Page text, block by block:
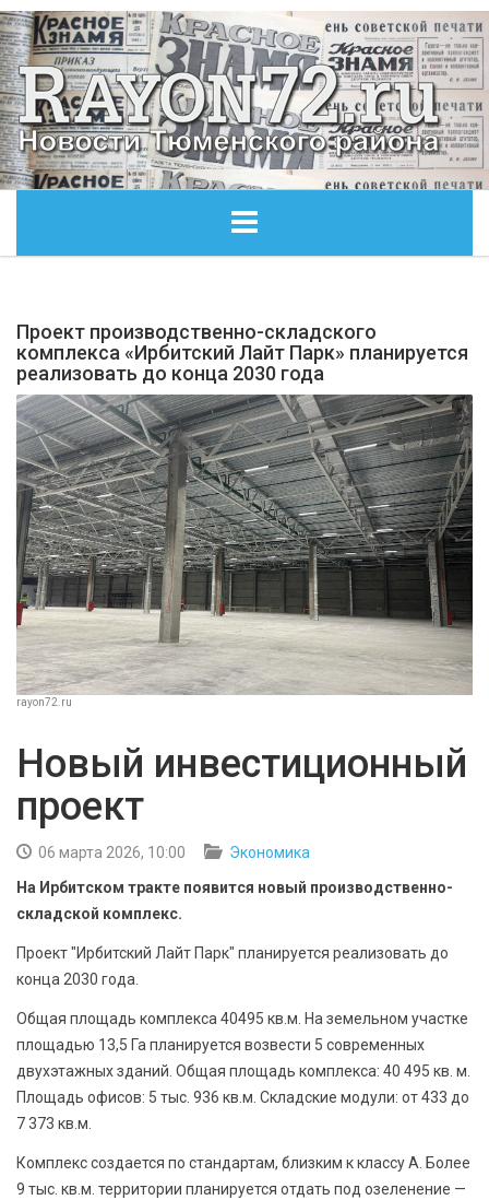
ОБЩЕСТВО
ЭКОНОМИКА
КУЛЬТУРА
БЕЗОПАСНОСТЬ
СПОРТ
АРХИВ PDF
Проект производственно-складского
комплекса «Ирбитский Лайт Парк» планируется
реализовать до конца 2030 года
rayon72.ru
Новый инвестиционный
проект
06 марта 2026, 10:00
Экономика
На Ирбитском тракте появится новый производственно-
складской комплекс.
Проект "Ирбитский Лайт Парк" планируется реализовать до
конца 2030 года.
Общая площадь комплекса 40495 кв.м. На земельном участке
площадью 13,5 Га планируется возвести 5 современных
двухэтажных зданий. Общая площадь комплекса: 40 495 кв. м.
Площадь офисов: 5 тыс. 936 кв.м. Складские модули: от 433 до
7 373 кв.м.
Комплекс создается по стандартам, близким к классу А. Более
9 тыс. кв.м. территории планируется отдать под озеленение —